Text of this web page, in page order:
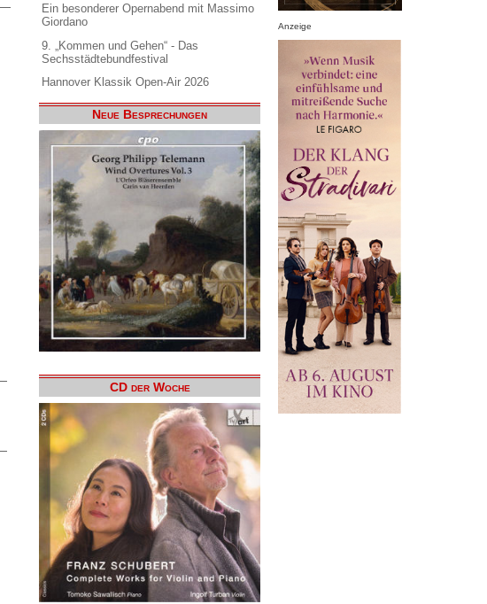
Ein besonderer Opernabend mit Massimo
Giordano
9. „Kommen und Gehen“ - Das
Sechsstädtebundfestival
Hannover Klassik Open-Air 2026
Neue Besprechungen
CD der Woche
Anzeige